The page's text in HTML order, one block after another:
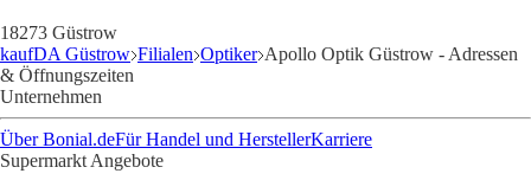
18273 Güstrow
kaufDA Güstrow Filialen Optiker Apollo Optik Güstrow - Adressen
& Öffnungszeiten
Unternehmen
Über Bonial.deFür Handel und HerstellerKarriere
Supermarkt Angebote